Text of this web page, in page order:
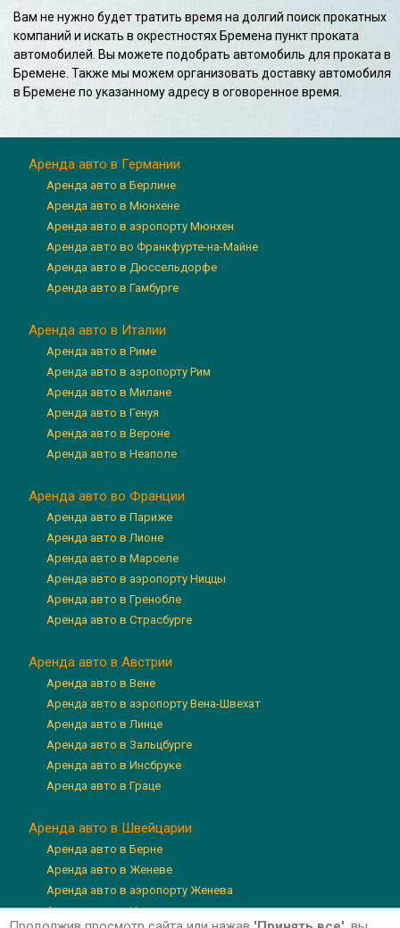
Вам не нужно будет тратить время на долгий поиск прокатных
компаний и искать в окрестностях Бремена пункт проката
автомобилей. Вы можете подобрать автомобиль для проката в
Бремене. Также мы можем организовать доставку автомобиля
в Бремене по указанному адресу в оговоренное время.
Аренда авто в Германии
Аренда авто в Берлине
Аренда авто в Мюнхене
Аренда авто в аэропорту Мюнхен
Аренда авто во Франкфурте-на-Майне
Аренда авто в Дюссельдорфе
Аренда авто в Гамбурге
Аренда авто в Италии
Аренда авто в Риме
Аренда авто в аэропорту Рим
Аренда авто в Милане
Аренда авто в Генуя
Аренда авто в Вероне
Аренда авто в Неаполе
Аренда авто во Франции
Аренда авто в Париже
Аренда авто в Лионе
Аренда авто в Марселе
Аренда авто в аэропорту Ниццы
Аренда авто в Гренобле
Аренда авто в Страсбурге
Аренда авто в Австрии
Аренда авто в Вене
Аренда авто в аэропорту Вена-Швехат
Аренда авто в Линце
Аренда авто в Зальцбурге
Аренда авто в Инсбруке
Аренда авто в Граце
Аренда авто в Швейцарии
Аренда авто в Берне
Аренда авто в Женеве
Аренда авто в аэропорту Женева
Аренда авто в Цюрихе